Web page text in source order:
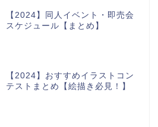
【2024】同人イベント・即売会
スケジュール【まとめ】
【2024】おすすめイラストコン
テストまとめ【絵描き必見！】